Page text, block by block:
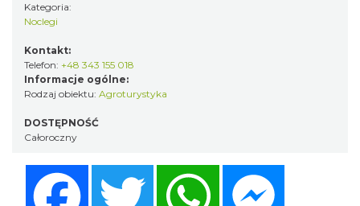
Kategoria:
Noclegi
Kontakt:
Telefon: +48 343 155 018
Informacje ogólne:
Rodzaj obiektu: Agroturystyka
DOSTĘPNOŚĆ
Całoroczny
Twitter WhatsApp